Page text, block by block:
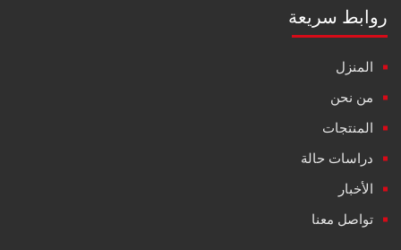
روابط سريعة
المنزل
من نحن
المنتجات
دراسات حالة
الأخبار
تواصل معنا